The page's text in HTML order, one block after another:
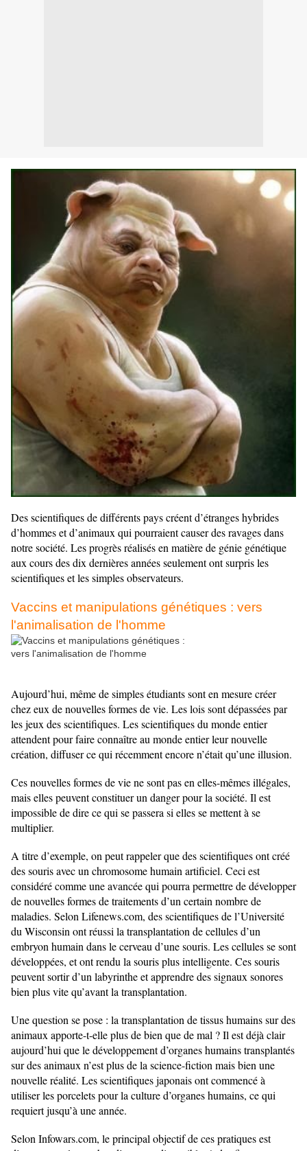
Des scientifiques de différents pays créent d’étranges hybrides
d’hommes et d’animaux qui pourraient causer des ravages dans
notre société. Les progrès réalisés en matière de génie génétique
aux cours des dix dernières années seulement ont surpris les
scientifiques et les simples observateurs.
Vaccins et manipulations génétiques : vers
l'animalisation de l'homme
Aujourd’hui, même de simples étudiants sont en mesure créer
chez eux de nouvelles formes de vie. Les lois sont dépassées par
les jeux des scientifiques. Les scientifiques du monde entier
attendent pour faire connaître au monde entier leur nouvelle
création, diffuser ce qui récemment encore n’était qu’une illusion.
Ces nouvelles formes de vie ne sont pas en elles-mêmes illégales,
mais elles peuvent constituer un danger pour la société. Il est
impossible de dire ce qui se passera si elles se mettent à se
multiplier.
A titre d’exemple, on peut rappeler que des scientifiques ont créé
des souris avec un chromosome humain artificiel. Ceci est
considéré comme une avancée qui pourra permettre de développer
de nouvelles formes de traitements d’un certain nombre de
maladies. Selon Lifenews.com, des scientifiques de l’Université
du Wisconsin ont réussi la transplantation de cellules d’un
embryon humain dans le cerveau d’une souris. Les cellules se sont
développées, et ont rendu la souris plus intelligente. Ces souris
peuvent sortir d’un labyrinthe et apprendre des signaux sonores
bien plus vite qu’avant la transplantation.
Une question se pose : la transplantation de tissus humains sur des
animaux apporte-t-elle plus de bien que de mal ? Il est déjà clair
aujourd’hui que le développement d’organes humains transplantés
sur des animaux n’est plus de la science-fiction mais bien une
nouvelle réalité. Les scientifiques japonais ont commencé à
utiliser les porcelets pour la culture d’organes humains, ce qui
requiert jusqu’à une année.
Selon Infowars.com, le principal objectif de ces pratiques est